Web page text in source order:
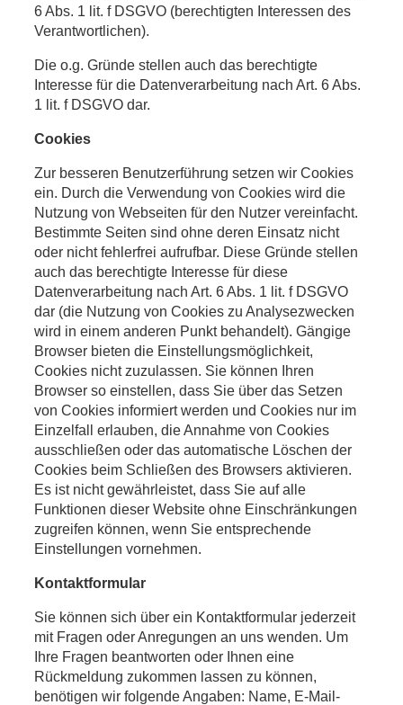
6 Abs. 1 lit. f DSGVO (berechtigten Interessen des
Verantwortlichen).
Die o.g. Gründe stellen auch das berechtigte
Interesse für die Datenverarbeitung nach Art. 6 Abs.
1 lit. f DSGVO dar.
Cookies
Zur besseren Benutzerführung setzen wir Cookies
ein. Durch die Verwendung von Cookies wird die
Nutzung von Webseiten für den Nutzer vereinfacht.
Bestimmte Seiten sind ohne deren Einsatz nicht
oder nicht fehlerfrei aufrufbar. Diese Gründe stellen
auch das berechtigte Interesse für diese
Datenverarbeitung nach Art. 6 Abs. 1 lit. f DSGVO
dar (die Nutzung von Cookies zu Analysezwecken
wird in einem anderen Punkt behandelt). Gängige
Browser bieten die Einstellungsmöglichkeit,
Cookies nicht zuzulassen. Sie können Ihren
Browser so einstellen, dass Sie über das Setzen
von Cookies informiert werden und Cookies nur im
Einzelfall erlauben, die Annahme von Cookies
ausschließen oder das automatische Löschen der
Cookies beim Schließen des Browsers aktivieren.
Es ist nicht gewährleistet, dass Sie auf alle
Funktionen dieser Website ohne Einschränkungen
zugreifen können, wenn Sie entsprechende
Einstellungen vornehmen.
Kontaktformular
Sie können sich über ein Kontaktformular jederzeit
mit Fragen oder Anregungen an uns wenden. Um
Ihre Fragen beantworten oder Ihnen eine
Rückmeldung zukommen lassen zu können,
benötigen wir folgende Angaben: Name, E-Mail-